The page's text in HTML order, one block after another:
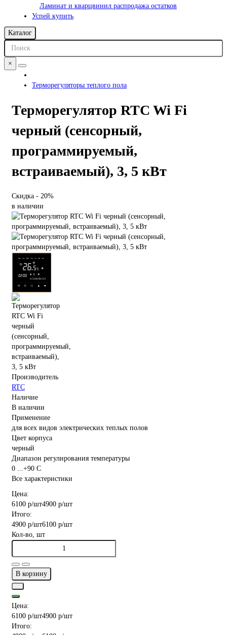
Ламинат и кварцвинил распродажа остатков
Успей купить
Каталог
×
Терморегуляторы теплого пола
Терморегулятор RTC Wi Fi
черный (сенсорный,
программируемый,
встраиваемый), 3, 5 кВт
Скидка - 20%
в наличии
Производитель
RTC
Наличие
В наличии
Применение
для всех видов электрических теплых полов
Цвет корпуса
черный
Диапазон регулирования температуры
0 ...+90 С
Все характеристики
Цена:
6100 р/шт4900 р/шт
Итого:
4900 р/шт6100 р/шт
Кол-во, шт
В корзину
Цена:
6100 р/шт4900 р/шт
Итого: